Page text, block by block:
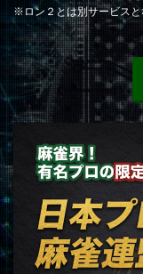
※ロン２とは別サービス